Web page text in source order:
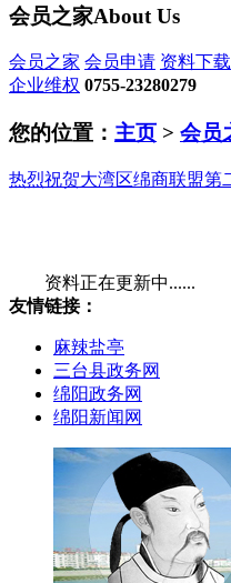
会员之家About Us
会员之家 会员申请 资料下载
企业维权 0755-23280279
您的位置： 主页 > 会员
热烈祝贺大湾区绵商联盟第
资料正在更新中......
友情链接：
麻辣盐亭
三台县政务网
绵阳政务网
绵阳新闻网